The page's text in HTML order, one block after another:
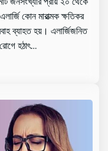
কোন মারাত্মক ক্ষতিকর
ব্যাহত হয়। এলার্জিজনিত
হঠাৎ…